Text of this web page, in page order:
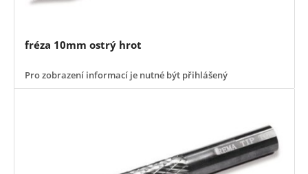
fréza 10mm ostrý hrot
Pro zobrazení informací je nutné být přihlášený